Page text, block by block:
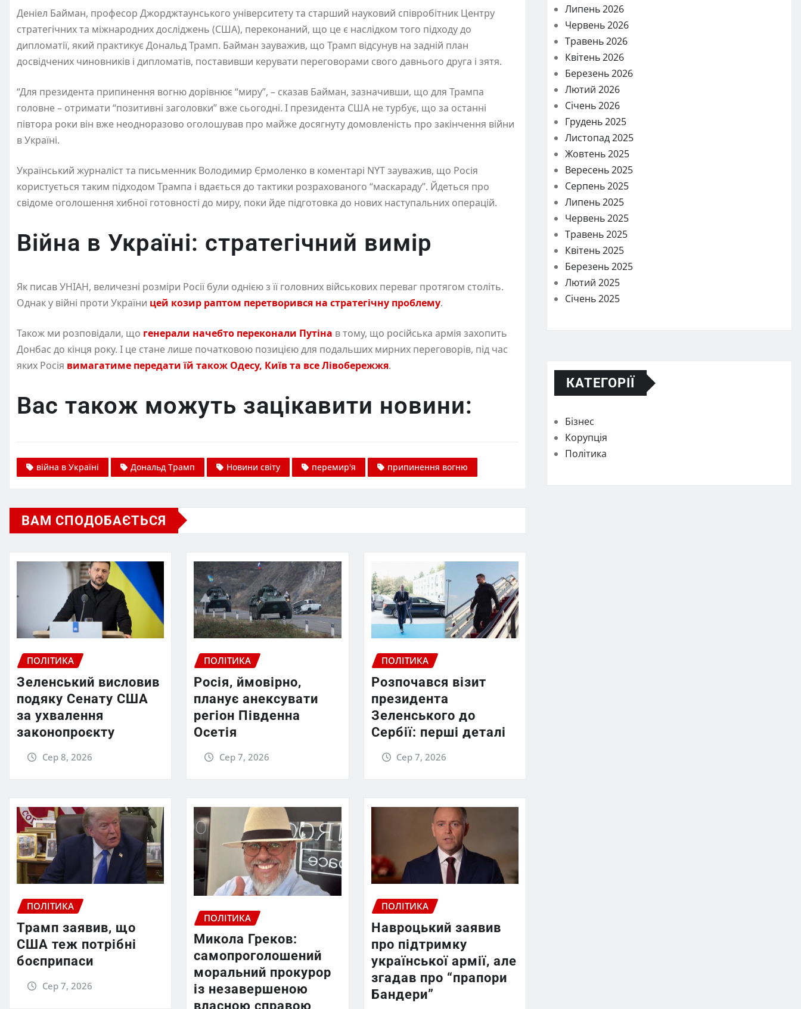
Деніел Байман, професор Джорджтаунського університету та старший науковий співробітник Центру
стратегічних та міжнародних досліджень (США), переконаний, що це є наслідком того підходу до
дипломатії, який практикує Дональд Трамп. Байман зауважив, що Трамп відсунув на задній план
досвідчених чиновників і дипломатів, поставивши керувати переговорами свого давнього друга і зятя.
“Для президента припинення вогню дорівнює “миру”, – сказав Байман, зазначивши, що для Трампа
головне – отримати “позитивні заголовки” вже сьогодні. І президента США не турбує, що за останні
півтора роки він вже неодноразово оголошував про майже досягнуту домовленість про закінчення війни
в Україні.
Український журналіст та письменник Володимир Єрмоленко в коментарі NYT зауважив, що Росія
користується таким підходом Трампа і вдається до тактики розрахованого “маскараду”. Йдеться про
свідоме оголошення хибної готовності до миру, поки йде підготовка до нових наступальних операцій.
Війна в Україні: стратегічний вимір
Як писав УНІАН, величезні розміри Росії були однією з її головних військових переваг протягом століть.
Однак у війні проти України цей козир раптом перетворився на стратегічну проблему.
Також ми розповідали, що генерали начебто переконали Путіна в тому, що російська армія захопить
Донбас до кінця року. І це стане лише початковою позицією для подальших мирних переговорів, під час
яких Росія вимагатиме передати їй також Одесу, Київ та все Лівобережжя.
Вас також можуть зацікавити новини:
війна в Україні Дональд Трамп Новини світу перемир'я припинення вогню
ВАМ СПОДОБАЄТЬСЯ
ПОЛІТИКА
Зеленський висловив
подяку Сенату США
за ухвалення
законопроєкту
Сер 8, 2026
ПОЛІТИКА
Росія, ймовірно,
планує анексувати
регіон Південна
Осетія
Сер 7, 2026
ПОЛІТИКА
Розпочався візит
президента
Зеленського до
Сербії: перші деталі
Сер 7, 2026
ПОЛІТИКА
Трамп заявив, що
США теж потрібні
боєприпаси
Сер 7, 2026
ПОЛІТИКА
Микола Греков:
самопроголошений
моральний прокурор
із незавершеною
власною справою
ПОЛІТИКА
Навроцький заявив
про підтримку
української армії, але
згадав про “прапори
Бандери”
Липень 2026
Червень 2026
Травень 2026
Квітень 2026
Березень 2026
Лютий 2026
Січень 2026
Грудень 2025
Листопад 2025
Жовтень 2025
Вересень 2025
Серпень 2025
Липень 2025
Червень 2025
Травень 2025
Квітень 2025
Березень 2025
Лютий 2025
Січень 2025
КАТЕГОРІЇ
Бізнес
Корупція
Політика